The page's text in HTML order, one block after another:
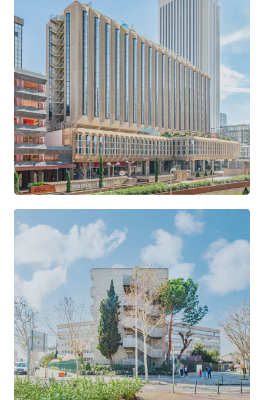
Gran Vía
CENTRE · IMMEUBLE ART DÉCO
VOIR LE SITE →
Azca
CASTELLANA · NUEVOS MINISTERIOS
VOIR LE SITE →